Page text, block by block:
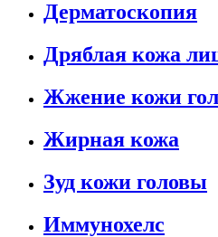
Дерматоскопия
Дряблая кожа
Жжение кожи
Жирная кожа
Зуд кожи головы
Иммунохелс